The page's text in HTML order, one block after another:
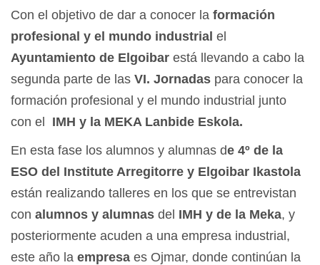
Con el objetivo de dar a conocer la formación
profesional y el mundo industrial el
Ayuntamiento de Elgoibar está llevando a cabo la
segunda parte de las VI. Jornadas para conocer la
formación profesional y el mundo industrial junto
con el IMH y la MEKA Lanbide Eskola.
En esta fase los alumnos y alumnas de 4º de la
ESO del Institute Arregitorre y Elgoibar Ikastola
están realizando talleres en los que se entrevistan
con alumnos y alumnas del IMH y de la Meka, y
posteriormente acuden a una empresa industrial,
este año la empresa es Ojmar, donde continúan la